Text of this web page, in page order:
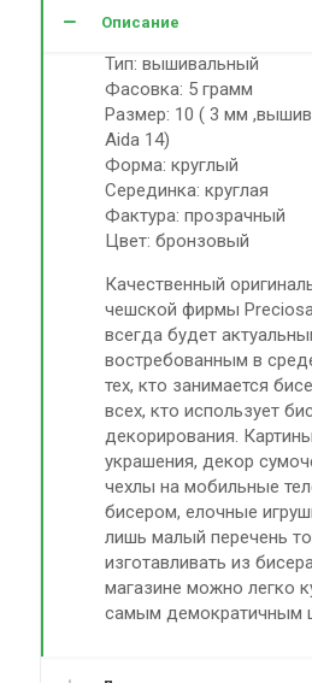
Описание
Тип: вышивальный
Фасовка: 5 грамм
Размер: 10 ( 3 мм
Aida 14)
Форма: круглый
Серединка: круглая
Фактура: прозрачный
Цвет: бронзовый
Качественный
чешской фирмы
всегда будет
востребованным в
тех, кто занимается
всех, кто использует
декорирования.
украшения, декор
чехлы на мобильные
бисером, елочные
лишь малый перечень
изготавливать из
магазине можно легко
самым демократичным